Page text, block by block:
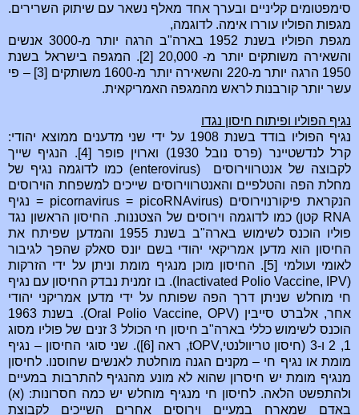
סימפטומים קליניים ובערך אחד מאלף נשאר עם שיתוק השרירים.
מגפות הפוליו עוררו אימה. לדוגמה,
מגפת הפוליו בשנת 1952 בארה"ב הרגה יותר מ-3000 אנשים
והשאירה משותקים יותר מ- 20,000 [2]. המגפה בישראל בשנת
1950 הרגה יותר מ-220 והשאירה יותר מ-1600 משותקים [3] – פי
עשר יותר קורבנות לראש מהמגפה האמריקאית.
נגיף הפוליו ופיתוח חיסון נגדו
נגיף הפוליו בודד בשנת 1908 על ידי שני מדענים ממוצא יהודי:
קרל לנדשטיינר (פרס נובל 1930) וארוין פופר [4]. הנגיף שייך
לקבוצה של אנטרווירוסים (enterovirus) כמו לדוגמה נגיף של
מחלת הפה והטלפיים והאנטרווירוסים שייכים למשפחת הוירוסים
הנקראת פיקורנוירוסים (picornavirus = picoRNAvirus = נגיף
RNA קטן) כמו לדוגמה וירוסים של הצטננות. החיסון הראשון נגד
פוליו הוכנס לשימוש בארה"ב בשנת 1955 והמדען שפיתח את
החיסון הוא מדען אמריקאי יהודי בשם יונס סאלק שהפך לגיבור
לאומי ועולמי [5]. החיסון מוכן מנגיף מומת וניתן על ידי הזרקות
(Inactivated Polio Vaccine, IPV). בו זמנית נבדק החיסון עם נגיף
חי מוחלש שניתן דרך הפה שפותח על ידי מדען אמריקני יהודי
אחר, אלברט סייבין (Oral Polio Vaccine, OPV). בשנת 1963
הוכנס לשימוש כללי בארה"ב חיסון חי הכולל 3 זנים של פוליו מסוג
1, 2 ו-3 (חיסון טריוולנטי,tOPV, ראה [6]). שני סוגי החיסון – נגיף
מומת או נגיף חי – מקנים הגנה מוחלטת לאנשים שחוסנו. לחיסון
מנגיף מומת יש חיסרון שהוא לא מונע מהנגיף להתרבות במעיים
ולהתפשט הלאה. לחיסון חי מנגיף מוחלש יש כמה חסרונות: (א)
באדם שמארח במעיים וירוסים אחרים השייכים לקבוצת